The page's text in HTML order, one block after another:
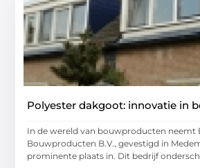
Polyester dakgoot: innovatie in
In de wereld van bouwproducten neemt
Bouwproducten B.V., gevestigd in
prominente plaats in. Dit bedrijf